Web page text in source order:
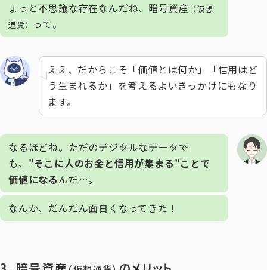
ょっと不思議な存在なんだね、暗号資産 （仮想
通貨） って。
ええ、だからこそ「価値とは何か」「信用はど
う生まれるか」を考えるよいきっかけにもなり
ます。
なるほどね。ただのデジタルなデータで
も、 "そこに人のお金と信用が集まる"ことで
価値になるんだ…。
なんか、だんだん面白くなってきた！